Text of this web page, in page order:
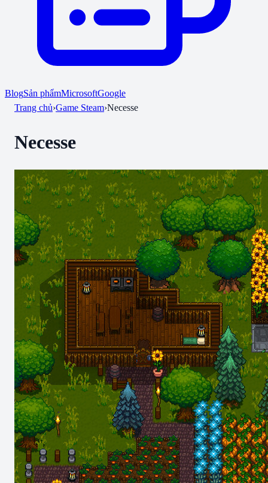
BlogSản phẩmMicrosoftGoogle
Trang chủ›Game Steam›Necesse
Necesse